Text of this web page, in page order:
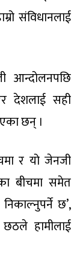
संविधानलाई
आन्दोलनपछि
देशलाई सही
छन् ।
र यो जेनजी
बीचमा समेत
छ’,
हामीलाई